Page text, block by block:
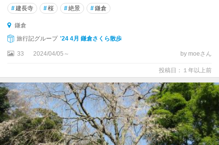
#建長寺 #桜 #絶景 #鎌倉
鎌倉
旅行記グループ '24 4月 鎌倉さくら散歩
33 2024/04/05～ by moeさん
投稿日：１年以上前